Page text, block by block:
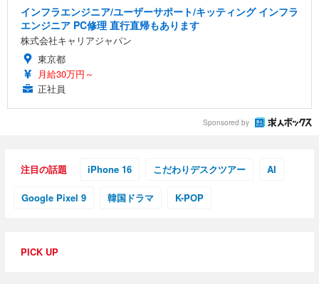
インフラエンジニア/ユーザーサポート/キッティング インフラ
エンジニア PC修理 直行直帰もあります
株式会社キャリアジャパン
東京都
月給30万円～
正社員
Sponsored by
注目の話題 iPhone 16 こだわりデスクツアー AI
Google Pixel 9 韓国ドラマ K-POP
PICK UP